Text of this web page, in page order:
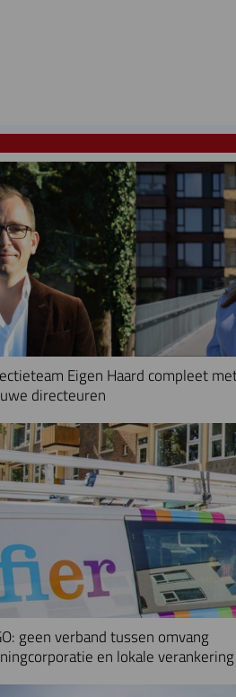
Eigen Haard compleet
directeuren
geen verband tussen omvang
en lokale verankering